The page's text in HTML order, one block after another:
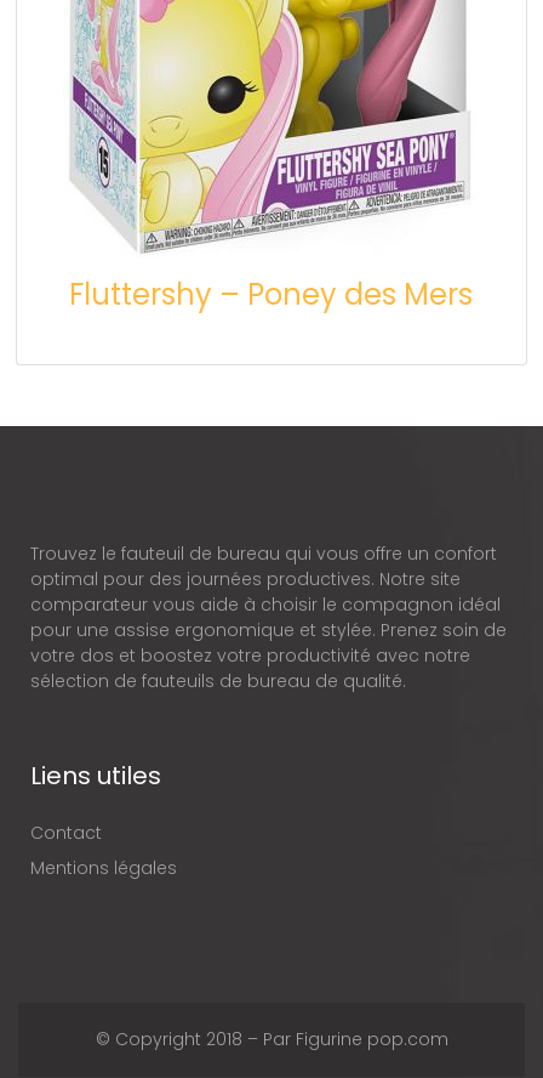
Fluttershy – Poney des Mers
Trouvez le fauteuil de bureau qui vous offre un confort
optimal pour des journées productives. Notre site
comparateur vous aide à choisir le compagnon idéal
pour une assise ergonomique et stylée. Prenez soin de
votre dos et boostez votre productivité avec notre
sélection de fauteuils de bureau de qualité.
Liens utiles
Contact
Mentions légales
© Copyright 2018 – Par Figurine pop.com